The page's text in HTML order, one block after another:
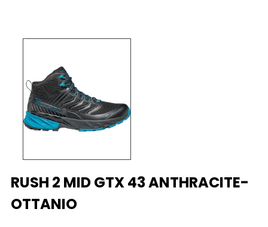
RUSH 2 MID GTX 43 ANTHRACITE-
OTTANIO